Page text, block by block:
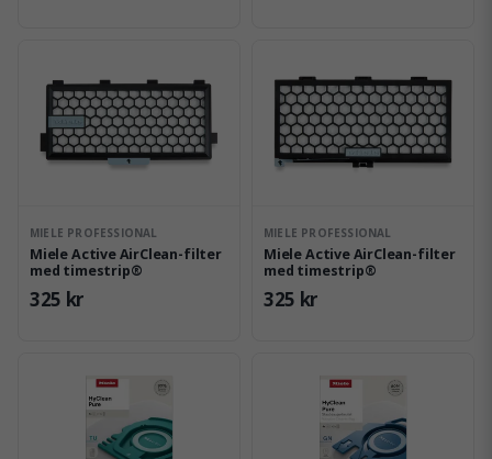
MIELE PROFESSIONAL
Miele Active AirClean-filter
med timestrip®
325 kr
MIELE PROFESSIONAL
Miele Active AirClean-filter
med timestrip®
325 kr